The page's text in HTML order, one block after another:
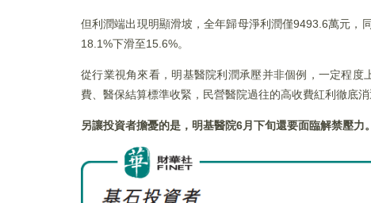
但利潤端出現明顯滑坡，全年歸母淨利潤僅9493.6萬元，
18.1%下滑至15.6%。
從行業視角來看，明基醫院利潤承壓并非個例，一定程
費、醫保結算標準收緊，民營醫院過往的高收費紅利徹底
另讓投資者擔憂的是，明基醫院6月下旬還要面臨解禁壓力。